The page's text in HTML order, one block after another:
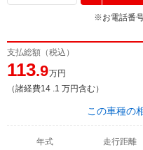
※お電話番
支払総額（税込）
113.9万円
（諸経費14 .1 万円含む）
この車種の
年式 走行距離